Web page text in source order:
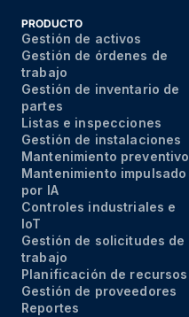
PRODUCTO
Gestión de activos
Gestión de órdenes de
trabajo
Gestión de inventario de
partes
Listas e inspecciones
Gestión de instalaciones
Mantenimiento preventivo
Mantenimiento impulsado
por IA
Controles industriales e
IoT
Gestión de solicitudes de
trabajo
Planificación de recursos
Gestión de proveedores
Reportes